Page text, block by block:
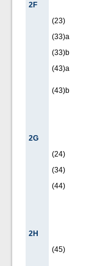
2F
(23)
(33)a
(33)b
(43)a
(43)b
2G
(24)
(34)
(44)
2H
(45)